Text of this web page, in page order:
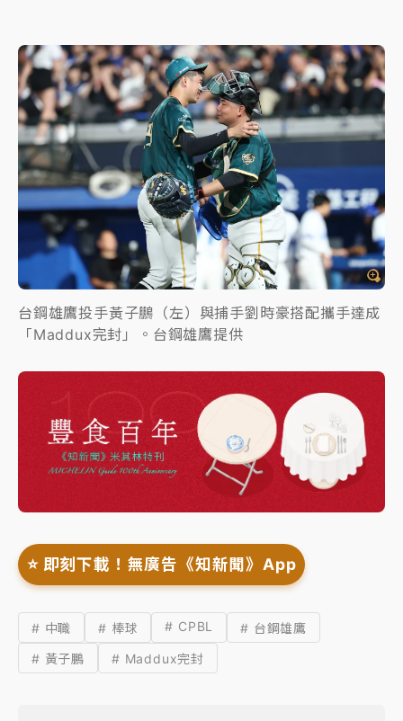
台鋼雄鷹投手黃子鵬（左）與捕手劉時豪搭配攜手達成
「Maddux完封」。台鋼雄鷹提供
⭐️ 即刻下載！無廣告《知新聞》App
# 中職 # 棒球 # CPBL
# 台鋼雄鷹
# 黃子鵬
# Maddux完封